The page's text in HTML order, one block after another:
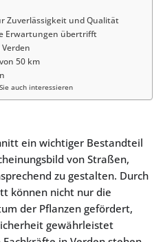
Zuverlässigkeit und Qualität
Erwartungen übertrifft
50 km
auch interessieren
ein wichtiger Bestandteil
von Straßen,
zu gestalten. Durch
können nicht nur die
der Pflanzen gefördert,
gewährleistet